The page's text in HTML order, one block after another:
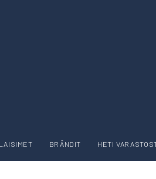
BRÄNDIT HETI